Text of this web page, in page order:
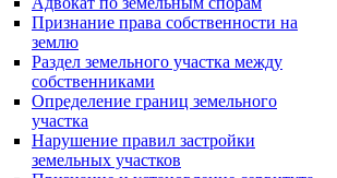
Признание права собственности на
землю
Раздел земельного участка между
собственниками
Определение границ земельного
участка
Нарушение правил застройки
земельных участков